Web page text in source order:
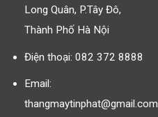
Long Quân, P.Tây Đô,
Thành Phố Hà Nội
Điện thoại: 082 372 8888
Email:
thangmaytinphat@gmail.com